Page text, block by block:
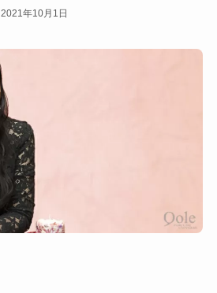
2021年10月1日